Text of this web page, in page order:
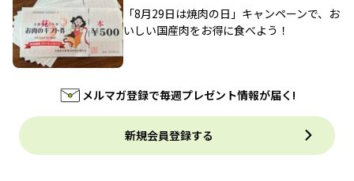
「8月29日は焼肉の日」キャンペーンで、お
いしい国産肉をお得に食べよう！
メルマガ登録で毎週プレゼント情報が届く!
新規会員登録する